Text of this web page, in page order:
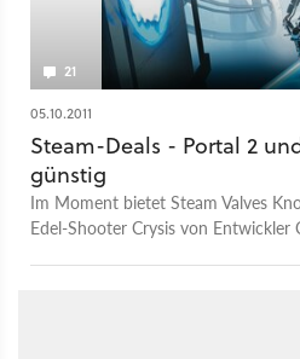
21
05.10.2011
Steam-Deals - Portal 2
günstig
Im Moment bietet Steam Valves
Edel-Shooter Crysis von Entwickler